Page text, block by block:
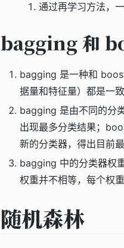
通过再学习方法，
bagging 和
bagging 是一种和
据量和特征量）都是一致
bagging 是由不同的分
出现最多分类结果；
新的分类器，得出目前最
bagging 中的分类器权
权重并不相等，每个权
随机森林